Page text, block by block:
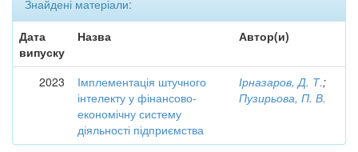
Знайдені матеріали:
Дата
випуску
Назва Автор(и)
2023
Імплементація штучного
інтелекту у фінансово-
економічну систему
діяльності підприємства
Ірназаров, Д. Т.;
Пузирьова, П. В.